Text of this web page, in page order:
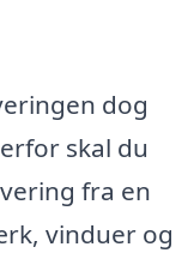
dog
skal du
fra en
vinduer og